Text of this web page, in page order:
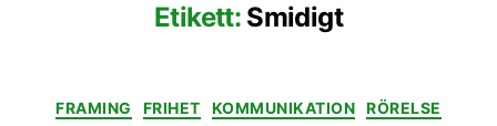
Etikett: Smidigt
Kategorier
FRAMING FRIHET KOMMUNIKATION
RÖRELSE